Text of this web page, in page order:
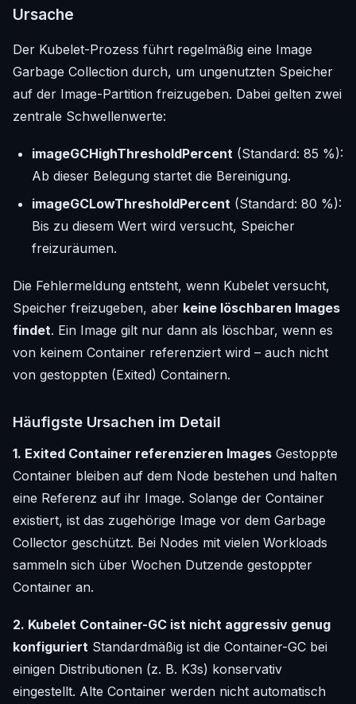
Ursache
Der Kubelet-Prozess führt regelmäßig eine Image
Garbage Collection durch, um ungenutzten Speicher
auf der Image-Partition freizugeben. Dabei gelten zwei
zentrale Schwellenwerte:
imageGCHighThresholdPercent (Standard: 85 %):
Ab dieser Belegung startet die Bereinigung.
imageGCLowThresholdPercent (Standard: 80 %):
Bis zu diesem Wert wird versucht, Speicher
freizuräumen.
Die Fehlermeldung entsteht, wenn Kubelet versucht,
Speicher freizugeben, aber keine löschbaren Images
findet. Ein Image gilt nur dann als löschbar, wenn es
von keinem Container referenziert wird – auch nicht
von gestoppten (Exited) Containern.
Häufigste Ursachen im Detail
1. Exited Container referenzieren Images Gestoppte
Container bleiben auf dem Node bestehen und halten
eine Referenz auf ihr Image. Solange der Container
existiert, ist das zugehörige Image vor dem Garbage
Collector geschützt. Bei Nodes mit vielen Workloads
sammeln sich über Wochen Dutzende gestoppter
Container an.
2. Kubelet Container-GC ist nicht aggressiv genug
konfiguriert Standardmäßig ist die Container-GC bei
einigen Distributionen (z. B. K3s) konservativ
eingestellt. Alte Container werden nicht automatisch